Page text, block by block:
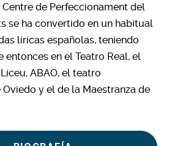
de Perfeccionament del
se ha convertido en un habitual
líricas españolas, teniendo
entonces en el Teatro Real, el
ABAO, el teatro
y el de la Maestranza de